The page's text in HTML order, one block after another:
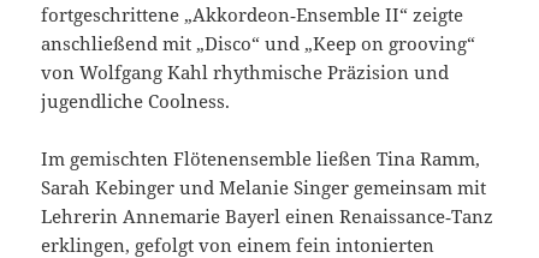
fortgeschrittene „Akkordeon‑Ensemble II“ zeigte
anschließend mit „Disco“ und „Keep on grooving“
von Wolfgang Kahl rhythmische Präzision und
jugendliche Coolness.
Im gemischten Flötenensemble ließen Tina Ramm,
Sarah Kebinger und Melanie Singer gemeinsam mit
Lehrerin Annemarie Bayerl einen Renaissance‑Tanz
erklingen, gefolgt von einem fein intonierten